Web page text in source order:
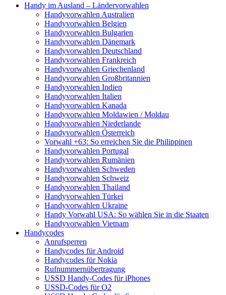
Handy im Ausland – Ländervorwahlen
Handyvorwahlen Australien
Handyvorwahlen Belgien
Handyvorwahlen Bulgarien
Handyvorwahlen Dänemark
Handyvorwahlen Deutschland
Handyvorwahlen Frankreich
Handyvorwahlen Griechenland
Handyvorwahlen Großbritannien
Handyvorwahlen Indien
Handyvorwahlen Italien
Handyvorwahlen Kanada
Handyvorwahlen Moldawien / Moldau
Handyvorwahlen Niederlande
Handyvorwahlen Österreich
Vorwahl +63: So erreichen Sie die Philippinen
Handyvorwahlen Portugal
Handyvorwahlen Rumänien
Handyvorwahlen Schweden
Handyvorwahlen Schweiz
Handyvorwahlen Thailand
Handyvorwahlen Türkei
Handyvorwahlen Ukraine
Handy Vorwahl USA: So wählen Sie in die Staaten
Handyvorwahlen Vietnam
Handycodes
Anrufsperren
Handycodes für Android
Handycodes für Nokia
Rufnummernübertragung
USSD Handy-Codes für iPhones
USSD-Codes für O2